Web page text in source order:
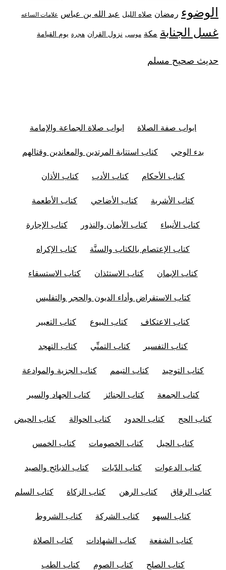
الوضوء رمضان صلاه الليل عبد الله بن عباس علامات الساعه
غسل الجنابة مكة موسى نزول القران هجرة يوم القيامة
حديث صحيح مسلم
ابواب صفة الصلاة ابواب صلاة الجماعة والإمامة
بدء الوحي كتاب استتابة المرتدين والمعاندين وقتالهم
كتاب الأحكام كتاب الأدب كتاب الأذان
كتاب الأشربة كتاب الأضاحي كتاب الأطعمة
كتاب الأنبياء كتاب الأيمان والنذور كتاب الإجارة
كتاب الإعتصام بالكتاب والسنَّة كتاب الإكراه
كتاب الإيمان كتاب الاستئذان كتاب الاستسقاء
كتاب الاستقراض وأداء الديون والحجر والتفليس
كتاب الاعتكاف كتاب البيوع كتاب التعبير
كتاب التفسير كتاب التمنِّي كتاب التهجد
كتاب التوحيد كتاب التيمم كتاب الجزية والموادعة
كتاب الجمعة كتاب الجنائز كتاب الجهاد والسير
كتاب الحج كتاب الحدود كتاب الحوالة كتاب الحيض
كتاب الحيل كتاب الخصومات كتاب الخمس
كتاب الدعوات كتاب الدّيات كتاب الذبائح والصيد
كتاب الرقاق كتاب الرهن كتاب الزكاة كتاب السلم
كتاب السهو كتاب الشركة كتاب الشروط
كتاب الشفعة كتاب الشهادات كتاب الصلاة
كتاب الصلح كتاب الصوم كتاب الطب